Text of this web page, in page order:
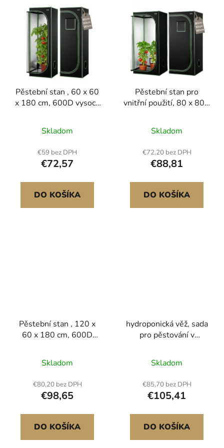
Pěstební stan , 60 x 60
x 180 cm, 600D vysoce
rostliny s pozorovacím
okénkem, podlahovou
miskou a zipem, odolný
pěstební stan pro
ovoce, květiny a
zeleninu
Skladom
€59 bez DPH
€72,57
DO KOŠÍKA
Pěstební stan pro
vnitřní použití, 80 x 80 x
reflexní mylar, stan na
vnitřní rostliny s
pozorovacím okénkem,
podlahovou miskou a
zipem, odolný pěstební
stan pro ovoce, květiny
a zeleninu
Skladom
€72,20 bez DPH
€88,81
DO KOŠÍKA
Pěstební stan , 120 x
60 x 180 cm, 600D
stan na rostliny s
pozorovacím okénkem,
podlahovou miskou a
zipem, odolný pěstební
stan pro ovoce, květiny
a zeleninu
Skladom
€80,20 bez DPH
€98,65
DO KOŠÍKA
hydroponická věž, sada
pro pěstování v
kapslemi, 6 úrovní,
ovládání přes aplikaci,
vertikální domácí
zahrada s 20l vodní
nádrží a čerpadlem,
sada pro klíčení
květináčů pro vnitřní
bylinky, ovoce a
Skladom
€85,70 bez DPH
€105,41
DO KOŠÍKA